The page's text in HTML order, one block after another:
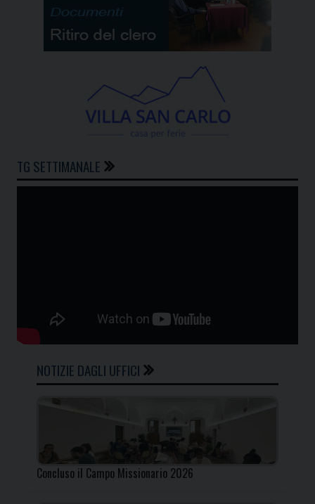
TG SETTIMANALE
NOTIZIE DAGLI UFFICI
Concluso il Campo Missionario 2026